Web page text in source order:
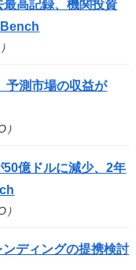
高記録、機関投資
Bench
予測市場の収益が
億ドルに減少、2年
ディングの提携検討